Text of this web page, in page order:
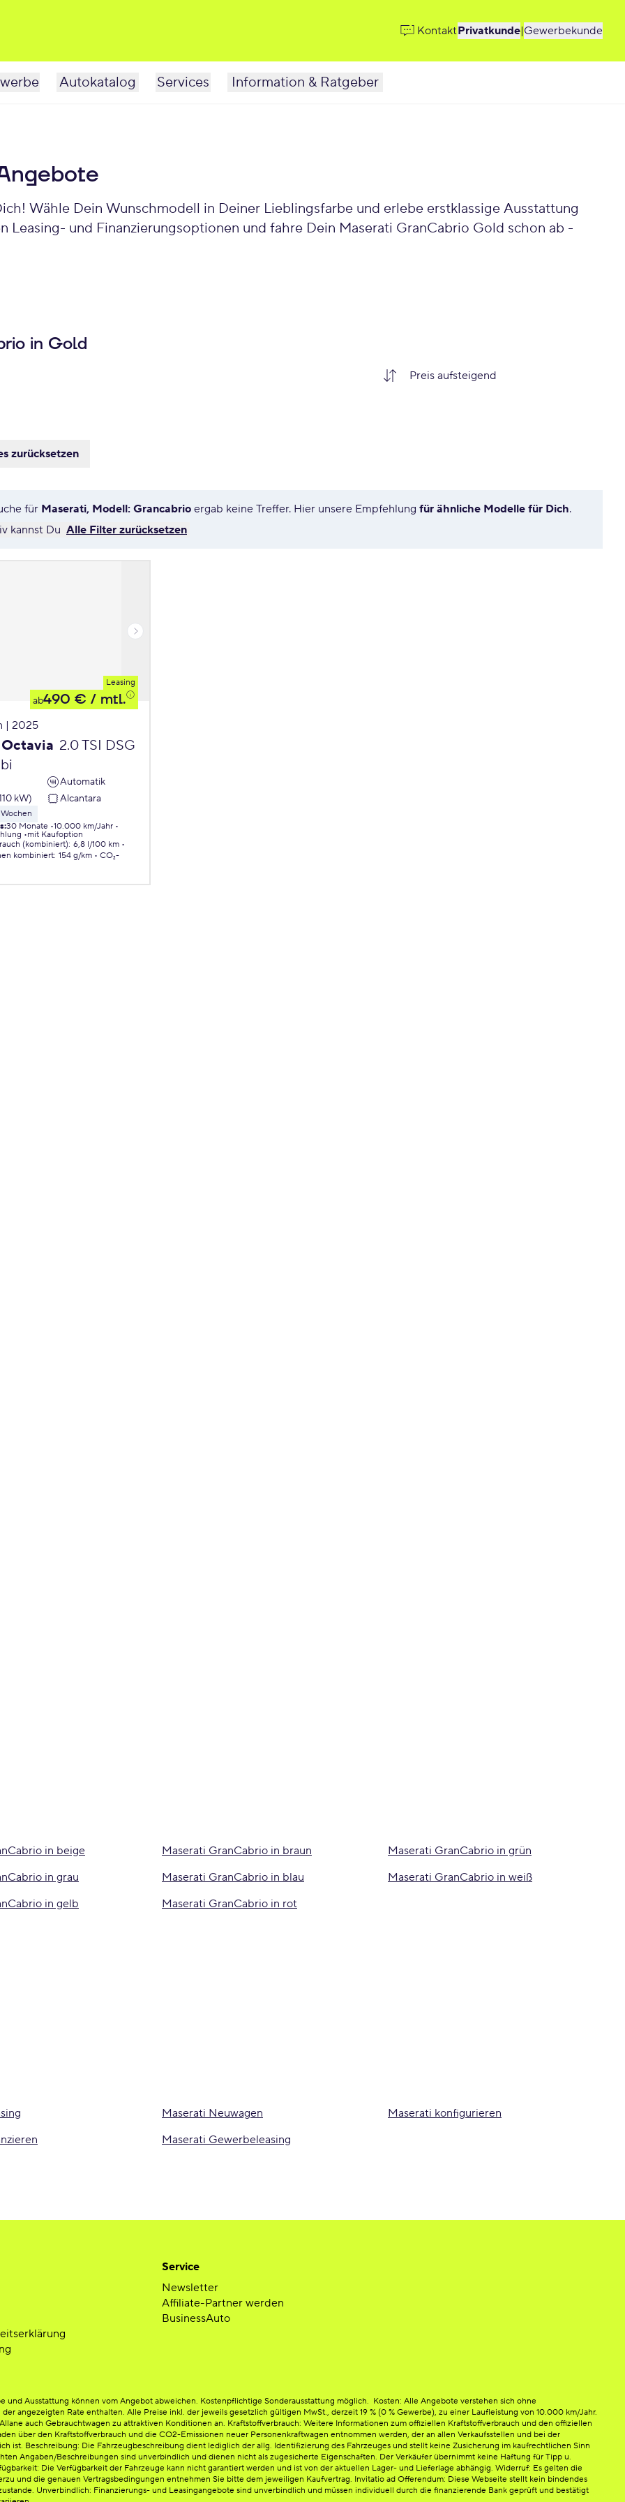
KontaktPrivatkunde|Gewerbekunde
Autokatalog Services Information & Ratgeber
Wähle Dein Wunschmodell in Deiner Lieblingsfarbe und erlebe erstklassige Ausstattung
Leasing- und Finanzierungsoptionen und fahre Dein Maserati GranCabrio Gold schon ab -
in Gold
zurücksetzen
für Maserati, Modell: Grancabrio ergab keine Treffer. Hier unsere Empfehlung für ähnliche Modelle für Dich.
kannst Du Alle Filter zurücksetzen
Leasing
ab490 € / mtl.
| 2025
2.0 TSI DSG
Automatik
kW)
Alcantara
:30 Monate 10.000 km/Jahr
mit Kaufoption
(kombiniert): 6,8 l/100 km
kombiniert: 154 g/km
CO₂-
in beige Maserati GranCabrio in braun
Maserati GranCabrio in grün
in grau Maserati GranCabrio in blau
Maserati GranCabrio in weiß
in gelb Maserati GranCabrio in rot
Maserati Neuwagen
Maserati konfigurieren
Maserati Gewerbeleasing
Service
Newsletter
Affiliate-Partner werden
BusinessAuto
Ausstattung können vom Angebot abweichen. Kostenpflichtige Sonderausstattung möglich. Kosten: Alle Angebote verstehen sich ohne
angezeigten Rate enthalten. Alle Preise inkl. der jeweils gesetzlich gültigen MwSt., derzeit 19 % (0 % Gewerbe), zu einer Laufleistung von 10.000 km/Jahr.
auch Gebrauchtwagen zu attraktiven Konditionen an. Kraftstoffverbrauch: Weitere Informationen zum offiziellen Kraftstoffverbrauch und den offiziellen
über den Kraftstoffverbrauch und die CO2-Emissionen neuer Personenkraftwagen entnommen werden, der an allen Verkaufsstellen und bei der
ist. Beschreibung: Die Fahrzeugbeschreibung dient lediglich der allg. Identifizierung des Fahrzeuges und stellt keine Zusicherung im kaufrechtlichen Sinn
Angaben/Beschreibungen sind unverbindlich und dienen nicht als zugesicherte Eigenschaften. Der Verkäufer übernimmt keine Haftung für Tipp u.
Die Verfügbarkeit der Fahrzeuge kann nicht garantiert werden und ist von der aktuellen Lager- und Lieferlage abhängig. Widerruf: Es gelten die
und die genauen Vertragsbedingungen entnehmen Sie bitte dem jeweiligen Kaufvertrag. Invitatio ad Offerendum: Diese Webseite stellt kein bindendes
Unverbindlich: Finanzierungs- und Leasingangebote sind unverbindlich und müssen individuell durch die finanzierende Bank geprüft und bestätigt